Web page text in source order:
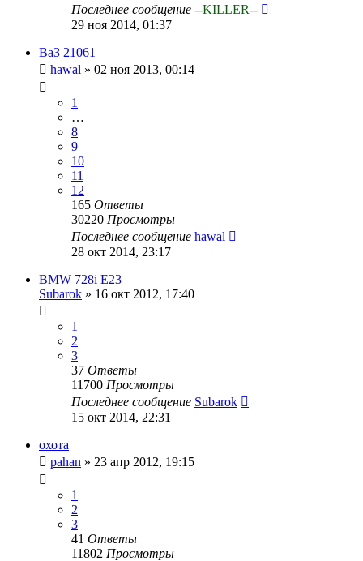
Последнее сообщение --KILLER--
29 ноя 2014, 01:37
ВаЗ 21061
hawal » 02 ноя 2013, 00:14
1
…
8
9
10
11
12
165 Ответы
30220 Просмотры
Последнее сообщение hawal
28 окт 2014, 23:17
BMW 728i E23
Subarok » 16 окт 2012, 17:40
1
2
3
37 Ответы
11700 Просмотры
Последнее сообщение Subarok
15 окт 2014, 22:31
охота
pahan » 23 апр 2012, 19:15
1
2
3
41 Ответы
11802 Просмотры